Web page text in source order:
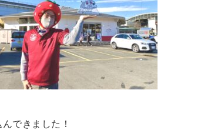
できました！